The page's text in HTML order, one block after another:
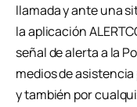
llamada y ante una
la aplicación
señal de alerta a la
medios de
y también por